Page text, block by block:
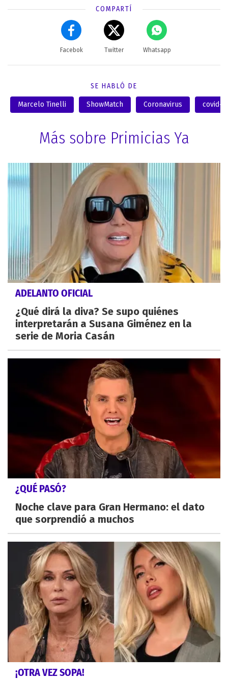
COMPARTÍ
Facebok Twitter Whatsapp
SE HABLÓ DE
Marcelo Tinelli ShowMatch Coronavirus covid-
Más sobre Primicias Ya
ADELANTO OFICIAL
¿Qué dirá la diva? Se supo quiénes
interpretarán a Susana Giménez en la
serie de Moria Casán
¿QUÉ PASÓ?
Noche clave para Gran Hermano: el dato
que sorprendió a muchos
¡OTRA VEZ SOPA!